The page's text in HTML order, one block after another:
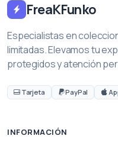
FreaKFunko
Especialistas en
limitadas. Elevamos tu
protegidos y atención
Tarjeta PayPal
INFORMACIÓN